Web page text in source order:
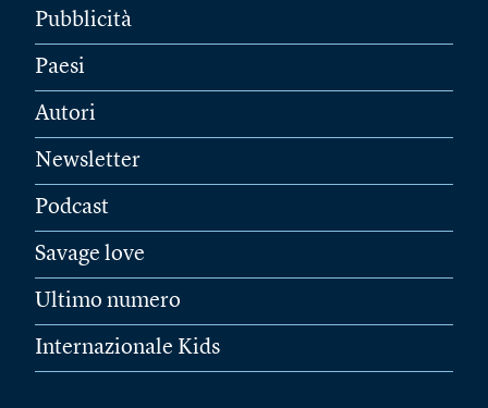
Pubblicità
Paesi
Autori
Newsletter
Podcast
Savage love
Ultimo numero
Internazionale Kids